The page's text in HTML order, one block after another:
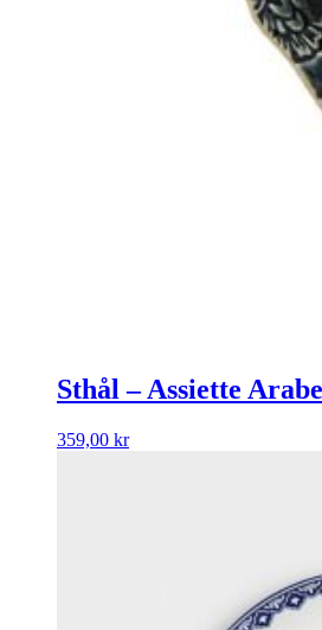
Sthål – Assiette
359,00 kr